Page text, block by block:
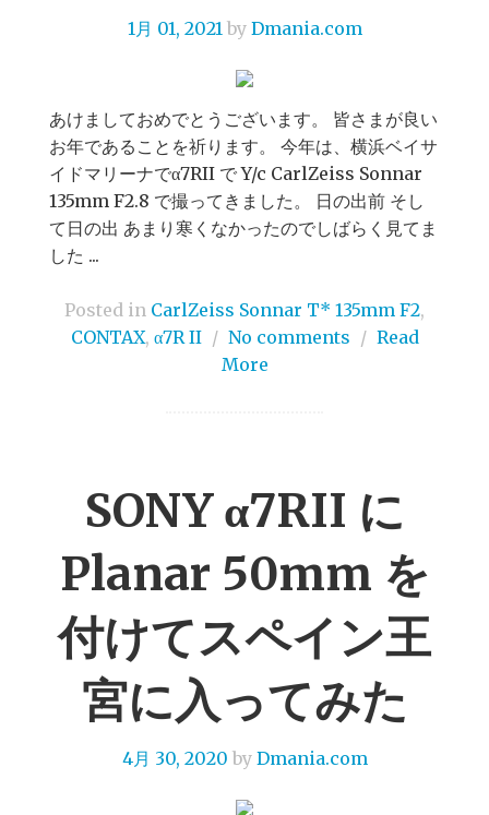
1月 01, 2021by Dmania.com
あけましておめでとうございます。 皆さまが良い
お年であることを祈ります。 今年は、横浜ベイサ
イドマリーナでα7RII で Y/c CarlZeiss Sonnar
135mm F2.8 で撮ってきました。 日の出前 そし
て日の出 あまり寒くなかったのでしばらく見てま
した ...
Posted in CarlZeiss Sonnar T* 135mm F2,
CONTAX, α7R II / No comments / Read
More
SONY α7RII に
Planar 50mm を
付けてスペイン王
宮に入ってみた
4月 30, 2020 by Dmania.com